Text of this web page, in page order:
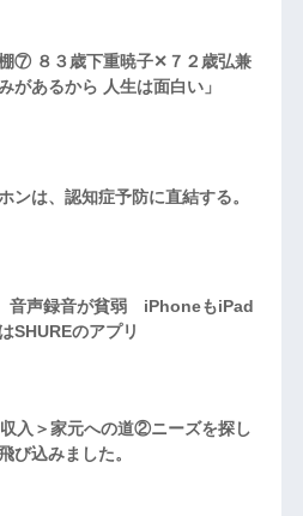
⑦ ８３歳下重暁子✕７２歳弘兼
があるから 人生は面白い」
ンは、認知症予防に直結する。
音声録音が貧弱 iPhoneもiPad
SHUREのアプリ
入＞家元への道②ニーズを探し
び込みました。